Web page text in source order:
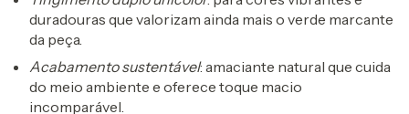
duradouras que valorizam ainda mais o verde marcante
da peça.
Acabamento sustentável: amaciante natural que cuida
do meio ambiente e oferece toque macio
incomparável.